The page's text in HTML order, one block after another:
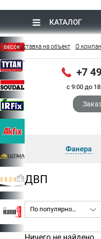
КАТАЛОГ
Поставка на объект О
+7
с 9:00 до
Фанера
ДВП
По популярности